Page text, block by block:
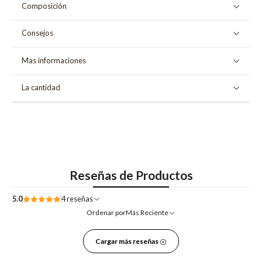
Composición
Consejos
Mas informaciones
La cantidad
Reseñas de Productos
5.0
4 reseñas
Ordenar porMás Reciente
Cargar más reseñas